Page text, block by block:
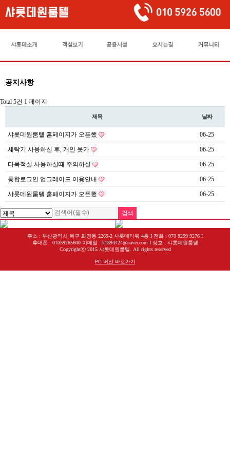
공지사항
Total 5건 1 페이지
제목 날짜
샤롯데원룸텔 홈페이지가 오픈했 06-25
세탁기 사용하신 후, 개인 옷가 06-25
다목적실 사용하실때 주의하실 06-25
통합로그인 업그레이드 이용안내 06-25
샤롯데원룸텔 홈페이지가 오픈했 06-25
주소 : 부산광역시 북구 화명동 2269-2 샤롯데타워 4층 I 전화 : 070 8299 9276 I
휴대폰 : 01059265600 이메일 : k1894424@naver.com I 상호 : 샤롯데원룸텔
Copyrightⓒ 2015 샤롯데원룸텔. All rights reserved
PC 버전 바로가기